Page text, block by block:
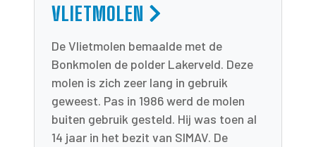
VLIETMOLEN
De Vlietmolen bemaalde met de
Bonkmolen de polder Lakerveld. Deze
molen is zich zeer lang in gebruik
geweest. Pas in 1986 werd de molen
buiten gebruik gesteld. Hij was toen al
14 jaar in het bezit van SIMAV. De